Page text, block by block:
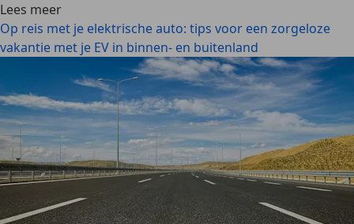
Lees meer
Op reis met je elektrische auto: tips voor een zorgeloze
vakantie met je EV in binnen- en buitenland